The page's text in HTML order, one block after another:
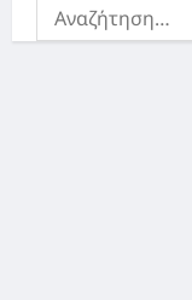
Αναζήτηση
για: